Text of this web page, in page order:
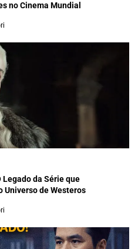
no Cinema Mundial
Legado da Série que
Universo de Westeros